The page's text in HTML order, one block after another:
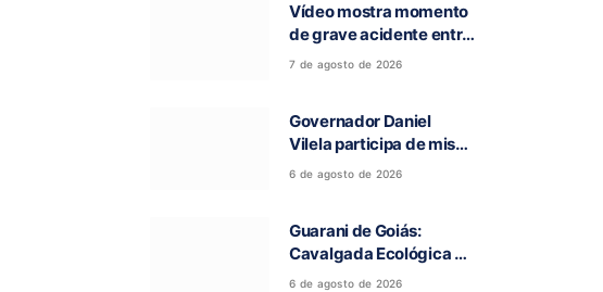
Vídeo mostra momento
de grave acidente entre
ônibus e caminhão que
7 de agosto de 2026
Governador Daniel
Vilela participa de missa
e visita caverna durante
Ronca
6 de agosto de 2026
Guarani de Goiás:
Cavalgada Ecológica da
Fé reúne grande público
6 de agosto de 2026